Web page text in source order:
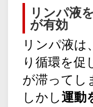
リンパ液
が有効
リンパ液は
り循環を促
が滞ってし
しかし運動